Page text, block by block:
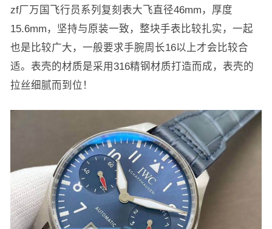
zf厂万国飞行员系列复刻表大飞直径46mm，厚度
15.6mm，坚持与原装一致，整块手表比较扎实，一起
也是比较广大，一般要求手腕周长16以上才会比较合
适。表壳的材质是采用316精钢材质打造而成，表壳的
拉丝细腻而到位！